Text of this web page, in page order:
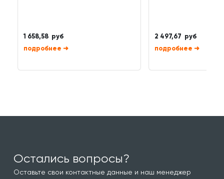
1 658,58 руб
➜
2 497,67 руб
➜
Остались вопросы?
Оставьте свои контактные данные и наш менеджер